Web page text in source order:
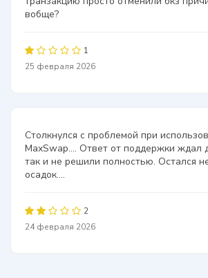
вобще?
1
25 февраля 2026
Столкнулся с проблемой при
MaxSwap…. Ответ от поддержки ждал
так и не решили полностью. Остался
осадок….
2
24 февраля 2026